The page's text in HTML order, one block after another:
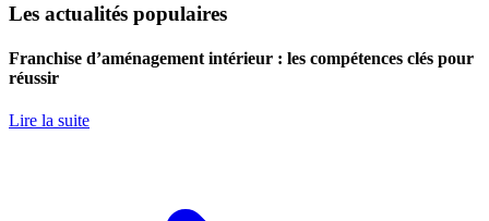
Les actualités populaires
Franchise d’aménagement intérieur : les compétences clés pour
réussir
Lire la suite